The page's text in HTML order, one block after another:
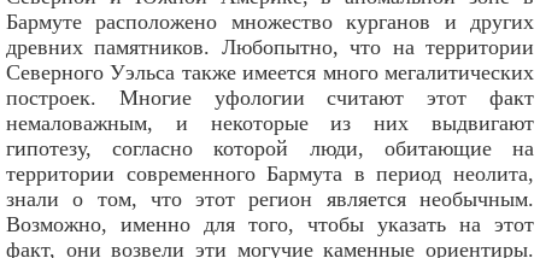
Бармуте расположено множество курганов и других
древних памятников. Любопытно, что на территории
Северного Уэльса также имеется много мегалитических
построек. Многие уфологии считают этот факт
немаловажным, и некоторые из них выдвигают
гипотезу, согласно которой люди, обитающие на
территории современного Бармута в период неолита,
знали о том, что этот регион является необычным.
Возможно, именно для того, чтобы указать на этот
факт, они возвели эти могучие каменные ориентиры.